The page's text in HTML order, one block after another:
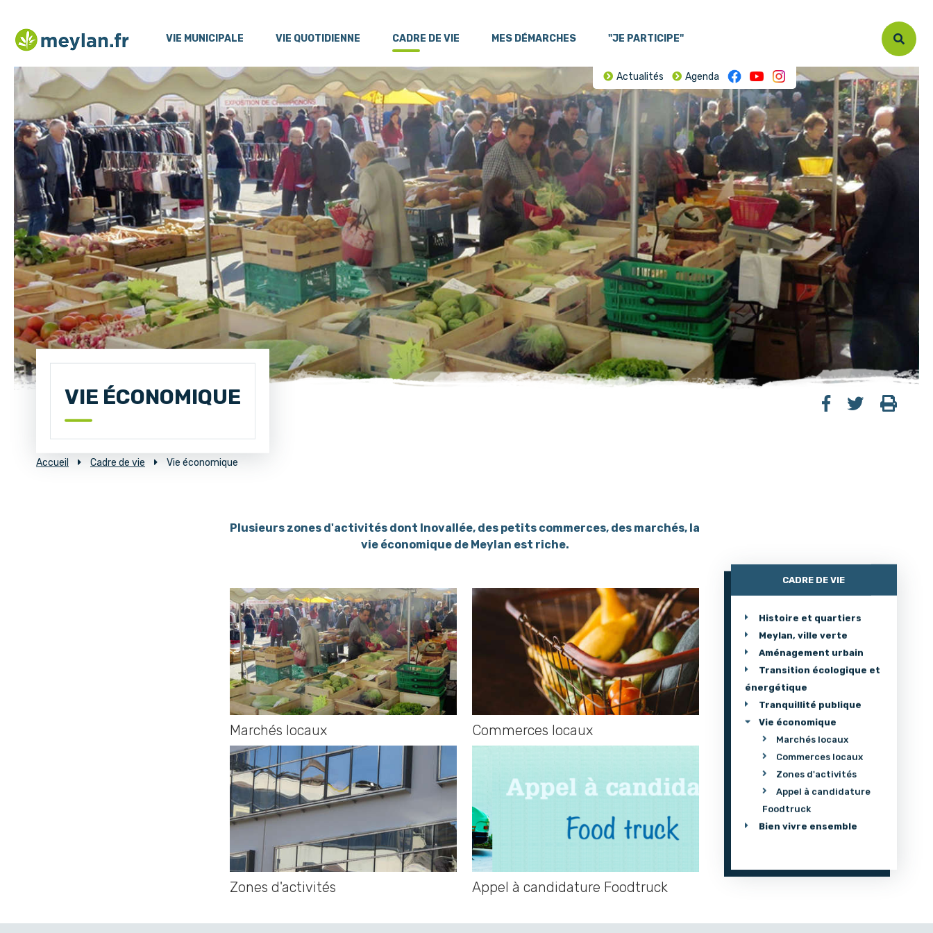
VIE MUNICIPALE VIE QUOTIDIENNE CADRE DE VIE MES DÉMARCHES "JE PARTICIPE"
Actualités Agenda
VIE ÉCONOMIQUE
Accueil Cadre de vie Vie économique
Plusieurs zones d'activités dont Inovallée, des petits commerces, des marchés, la
vie économique de Meylan est riche.
Marchés locaux Commerces locaux
Zones d'activités Appel à candidature Foodtruck
CADRE DE VIE
Histoire et quartiers
Meylan, ville verte
Aménagement urbain
Transition écologique et
énergétique
Tranquillité publique
Vie économique
Marchés locaux
Commerces locaux
Zones d'activités
Appel à candidature
Foodtruck
Bien vivre ensemble